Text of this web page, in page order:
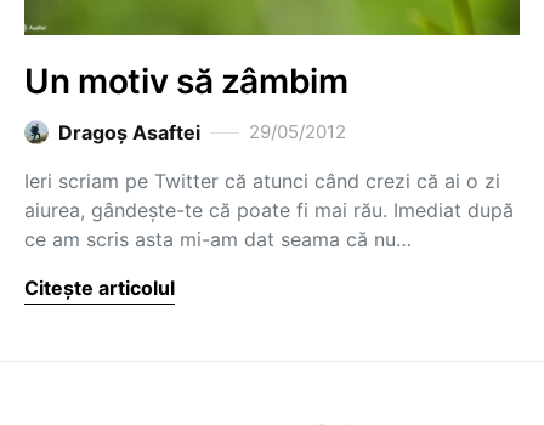
Un motiv să zâmbim
Dragoş Asaftei 29/05/2012
Ieri scriam pe Twitter că atunci când crezi că ai o zi
aiurea, gândește-te că poate fi mai rău. Imediat după
ce am scris asta mi-am dat seama că nu…
Citește articolul